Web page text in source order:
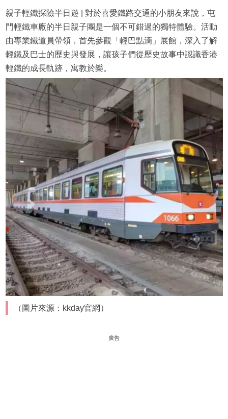
親子輕鐵探險半日遊 | 對於喜愛鐵路交通的小朋友來說，屯
門輕鐵車廠的半日親子團是一個不可錯過的獨特體驗。活動
由專業鐵道員帶領，首先參觀「輕巴點滴」展館，深入了解
輕鐵及巴士的歷史與發展，讓孩子們從歷史故事中認識香港
輕鐵的成長軌跡，寓教於樂。
（圖片來源：kkday官網）
廣告